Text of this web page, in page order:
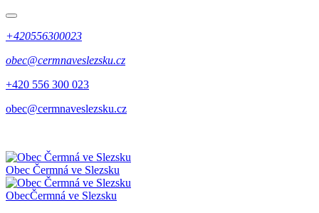
+420556300023
obec@cermnaveslezsku.cz
+420 556 300 023
obec@cermnaveslezsku.cz
Obec Čermná ve Slezsku
ObecČermná ve Slezsku